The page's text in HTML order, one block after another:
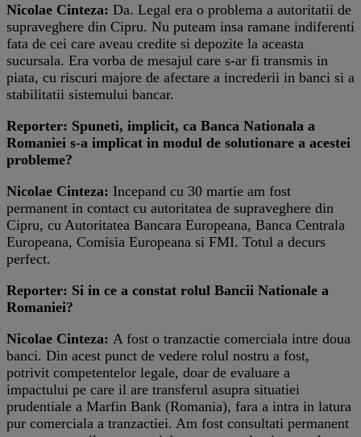
Nicolae Cinteza: Da. Legal era o problema a autoritatii de
supraveghere din Cipru. Nu puteam insa ramane indiferenti
fata de cei care aveau credite si depozite la aceasta
sucursala. Era vorba de mesajul care s-ar fi transmis in
piata, cu riscuri majore de afectare a increderii in banci si a
stabilitatii sistemului bancar.
Reporter: Spuneti, implicit, ca Banca Nationala a
Romaniei s-a implicat in modul de solutionare a acestei
probleme?
Nicolae Cinteza: Incepand cu 30 martie am fost
permanent in contact cu autoritatea de supraveghere din
Cipru, cu Autoritatea Bancara Europeana, Banca Centrala
Europeana, Comisia Europeana si FMI. Totul a decurs
perfect.
Reporter: Si in ce a constat rolul Bancii Nationale a
Romaniei?
Nicolae Cinteza: A fost o tranzactie comerciala intre doua
banci. Din acest punct de vedere rolul nostru a fost,
potrivit competentelor legale, doar de evaluare a
impactului pe care il are transferul asupra situatiei
prudentiale a Marfin Bank (Romania), fara a intra in latura
pur comerciala a tranzactiei. Am fost consultati permanent